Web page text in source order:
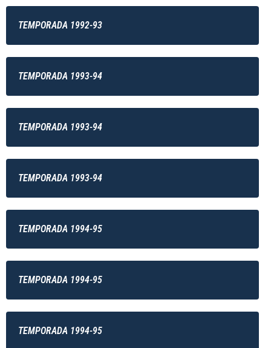
TEMPORADA 1992-93
TEMPORADA 1993-94
TEMPORADA 1993-94
TEMPORADA 1993-94
TEMPORADA 1994-95
TEMPORADA 1994-95
TEMPORADA 1994-95